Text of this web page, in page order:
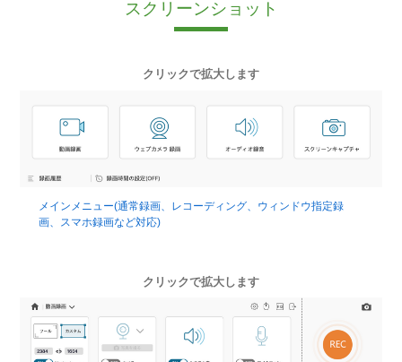
スクリーンショット
クリックで拡大します
メインメニュー(通常録画、レコーディング、ウィンドウ指定録
画、スマホ録画など対応)
クリックで拡大します